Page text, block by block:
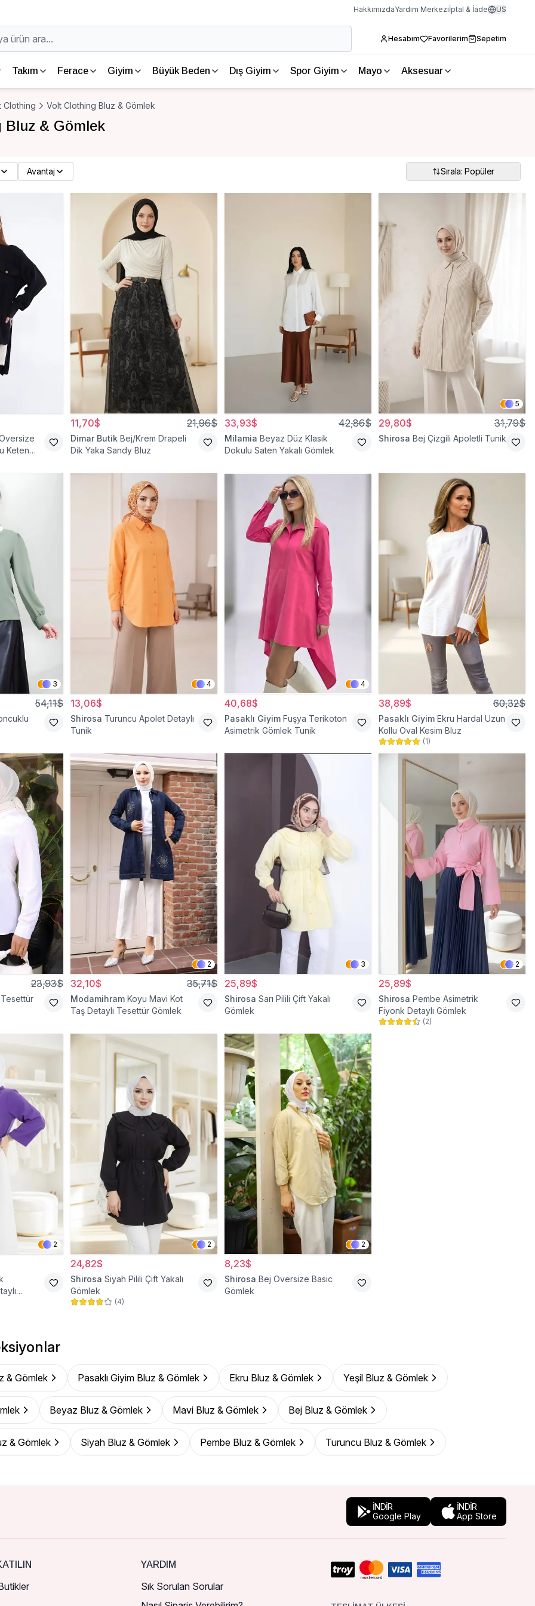
HakkımızdaYardım Merkeziİptal & İade US
Hesabım Favorilerim Sepetim
Takım Ferace Giyim Büyük Beden Dış Giyim Spor Giyim Mayo Aksesuar
Clothing Volt Clothing Bluz & Gömlek
Bluz & Gömlek
Avantaj Sırala: Popüler
Keten
11,70$ 21,96$
Dimar Butik Bej/Krem Drapeli
Dik Yaka Sandy Bluz
33,93$ 42,86$
Milamia Beyaz Düz Klasik
Dokulu Saten Yakalı Gömlek
5
29,80$ 31,79$
Shirosa Bej Çizgili Apoletli Tunik
3
54,11$
4
13,06$
Shirosa Turuncu Apolet Detaylı
Tunik
4
40,68$
Pasaklı Giyim Fuşya Terikoton
Asimetrik Gömlek Tunik
38,89$ 60,32$
Pasaklı Giyim Ekru Hardal Uzun
Kollu Oval Kesim Bluz
(1)
23,93$
2
32,10$ 35,71$
Modamihram Koyu Mavi Kot
Taş Detaylı Tesettür Gömlek
3
25,89$
Shirosa Sarı Pilili Çift Yakalı
Gömlek
2
25,89$
Shirosa Pembe Asimetrik
Fiyonk Detaylı Gömlek
(2)
2 2
24,82$
Shirosa Siyah Pilili Çift Yakalı
Gömlek
(4)
2
8,23$
Shirosa Bej Oversize Basic
Gömlek
& Gömlek Pasaklı Giyim Bluz & Gömlek Ekru Bluz & Gömlek Yeşil Bluz & Gömlek
Beyaz Bluz & Gömlek Mavi Bluz & Gömlek Bej Bluz & Gömlek
& Gömlek Siyah Bluz & Gömlek Pembe Bluz & Gömlek Turuncu Bluz & Gömlek
İNDİR
Google Play
İNDİR
App Store
YARDIM
Sık Sorulan Sorular